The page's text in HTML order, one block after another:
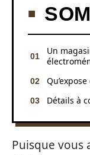
Un
Détails à
Puisque vous